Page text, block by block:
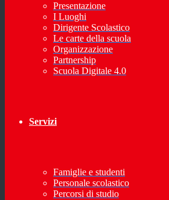
Presentazione
I Luoghi
Dirigente Scolastico
Le carte della scuola
Organizzazione
Partnership
Scuola Digitale 4.0
Servizi
Famiglie e studenti
Personale scolastico
Percorsi di studio